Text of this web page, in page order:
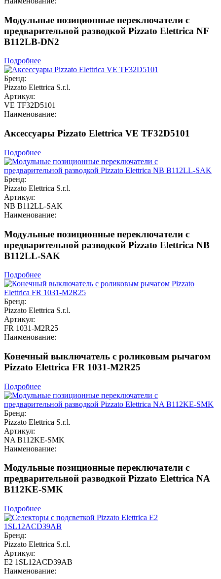
Модульные позиционные переключатели с
предварительной разводкой Pizzato Elettrica NF
B112LB-DN2
Подробнее
Бренд:
Pizzato Elettrica S.r.l.
Артикул:
VE TF32D5101
Наименование:
Аксессуары Pizzato Elettrica VE TF32D5101
Подробнее
Бренд:
Pizzato Elettrica S.r.l.
Артикул:
NB B112LL-SAK
Наименование:
Модульные позиционные переключатели с
предварительной разводкой Pizzato Elettrica NB
B112LL-SAK
Подробнее
Бренд:
Pizzato Elettrica S.r.l.
Артикул:
FR 1031-M2R25
Наименование:
Конечный выключатель с роликовым рычагом
Pizzato Elettrica FR 1031-M2R25
Подробнее
Бренд:
Pizzato Elettrica S.r.l.
Артикул:
NA B112KE-SMK
Наименование:
Модульные позиционные переключатели с
предварительной разводкой Pizzato Elettrica NA
B112KE-SMK
Подробнее
Бренд:
Pizzato Elettrica S.r.l.
Артикул:
E2 1SL12ACD39AB
Наименование: